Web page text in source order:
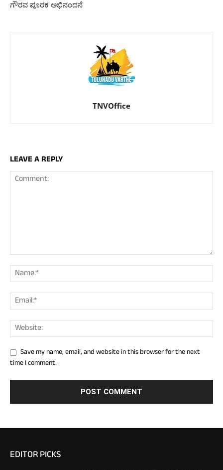
ಗೌರವ ಪೂರಕ ಅಭಿನಂದನೆ
TNVOffice
LEAVE A REPLY
Save my name, email, and website in this browser for the next
time I comment.
EDITOR PICKS